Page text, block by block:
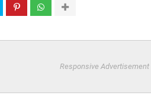
Responsive Advertisement